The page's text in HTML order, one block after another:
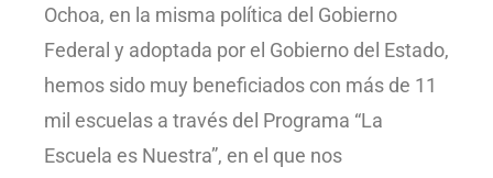
Ochoa, en la misma política del Gobierno
Federal y adoptada por el Gobierno del Estado,
hemos sido muy beneficiados con más de 11
mil escuelas a través del Programa “La
Escuela es Nuestra”, en el que nos